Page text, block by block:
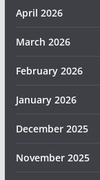
April 2026
March 2026
February 2026
January 2026
December 2025
November 2025